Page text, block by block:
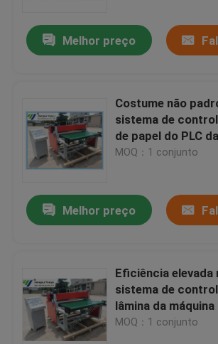
Produtos
Sobre nós
Melhor preço
Costume não
sistema de
de papel do PLC
corte do rolo da
MOQ：1 conjunto
Melhor preço
Eficiência elevada
sistema de
lâmina da
folha da tira do PVC
MOQ：1 conjunto